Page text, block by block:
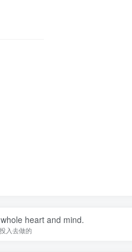
heart and mind.
入去做的